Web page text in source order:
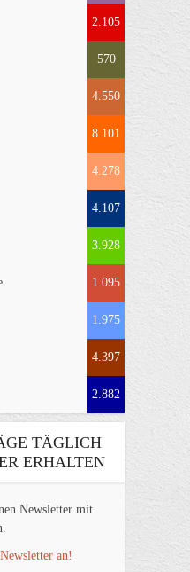
2.105
570
4.550
8.101
4.278
4.107
3.928
1.095
1.975
4.397
2.882
TÄGLICH
ERHALTEN
Newsletter mit
an!